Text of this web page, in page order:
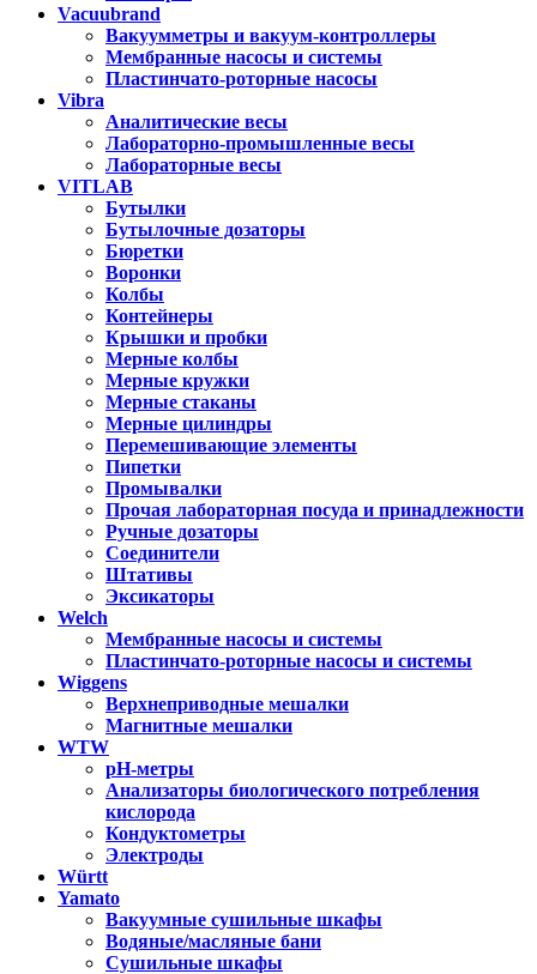
Vacuubrand
Вакуумметры и вакуум-контроллеры
Мембранные насосы и системы
Пластинчато-роторные насосы
Vibra
Аналитические весы
Лабораторно-промышленные весы
Лабораторные весы
VITLAB
Бутылки
Бутылочные дозаторы
Бюретки
Воронки
Колбы
Контейнеры
Крышки и пробки
Мерные колбы
Мерные кружки
Мерные стаканы
Мерные цилиндры
Перемешивающие элементы
Пипетки
Промывалки
Прочая лабораторная посуда и принадлежности
Ручные дозаторы
Соединители
Штативы
Эксикаторы
Welch
Мембранные насосы и системы
Пластинчато-роторные насосы и системы
Wiggens
Верхнеприводные мешалки
Магнитные мешалки
WTW
pH-метры
Анализаторы биологического потребления
кислорода
Кондуктометры
Электроды
Württ
Yamato
Вакуумные сушильные шкафы
Водяные/масляные бани
Сушильные шкафы